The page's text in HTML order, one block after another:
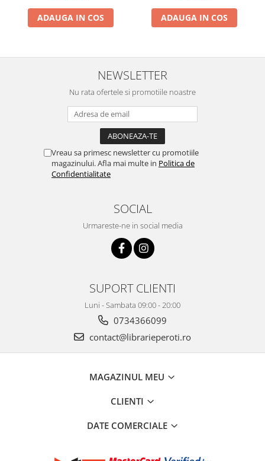
ADAUGA IN COS ADAUGA IN COS
NEWSLETTER
Nu rata ofertele si promotiile noastre
Vreau sa primesc newsletter cu promotiile
magazinului. Afla mai multe in Politica de
Confidentialitate
SOCIAL
Urmareste-ne in social media
SUPORT CLIENTI
Luni - Sambata 09:00 - 20:00
0734366099
contact@librarieperoti.ro
MAGAZINUL MEU
CLIENTI
DATE COMERCIALE